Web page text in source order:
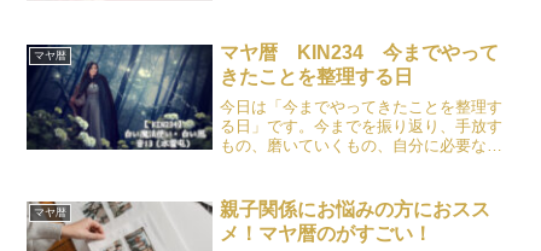
マヤ暦
マヤ暦 KIN234 今までやって
きたことを整理する日
今日は「今までやってきたことを整理す
る日」です。今までを振り返り、手放す
もの、磨いていくもの、自分に必要なも
マヤ暦
親子関係にお悩みの方におスス
メ！マヤ暦のがすごい！